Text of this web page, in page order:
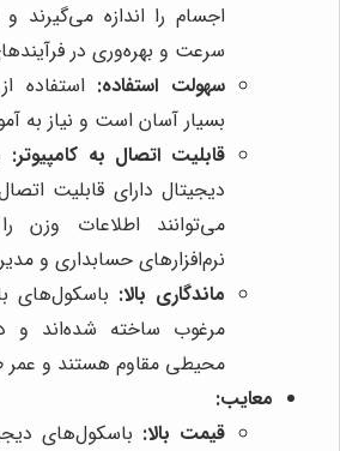
اجسام را اندازه می‌گیرند
سرعت و بهره‌وری در
سهولت استفاده: استفاده
بسیار آسان است و نیاز به
قابلیت اتصال به کامپیوتر:
دیجیتال دارای قابلیت
می‌توانند اطلاعات وزن
نرم‌افزارهای حسابداری و
ماندگاری بالا: باسکول‌های
مرغوب ساخته شده‌اند و
محیطی مقاوم هستند و عمر
معایب:
قیمت بالا: باسکول‌های